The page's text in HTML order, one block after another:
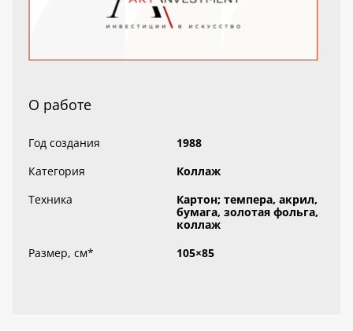
О работе
Год создания
1988
Категория
Коллаж
Техника
Картон; темпера, акрил,
бумага, золотая фольга,
коллаж
Размер, см* 105×85